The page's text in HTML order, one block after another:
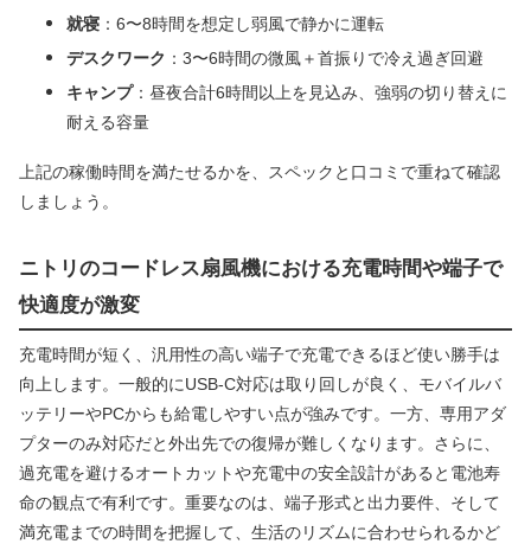
就寝 ：6〜8時間を想定し弱風で静かに運転
デスクワーク ：3〜6時間の微風＋首振りで冷え過ぎ回避
キャンプ：昼夜合計6時間以上を見込み、強弱の切り替えに
耐える容量
上記の稼働時間を満たせるかを、スペックと口コミで重ねて確認
しましょう。
ニトリのコードレス扇風機における充電時間や端子で
快適度が激変
充電時間が短く、汎用性の高い端子で充電できるほど使い勝手は
向上します。一般的にUSB-C対応は取り回しが良く、モバイルバ
ッテリーやPCからも給電しやすい点が強みです。一方、専用アダ
プターのみ対応だと外出先での復帰が難しくなります。さらに、
過充電を避けるオートカットや充電中の安全設計があると電池寿
命の観点で有利です。重要なのは、端子形式と出力要件、そして
満充電までの時間を把握して、生活のリズムに合わせられるかど